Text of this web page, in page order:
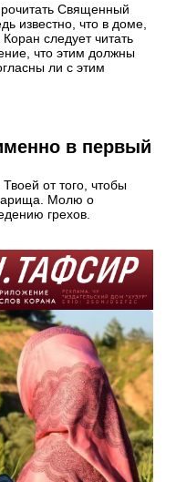
Священный
известно, что в доме,
следует читать
что этим должны
ли с этим
в первый
от того, чтобы
Молю о
грехов.